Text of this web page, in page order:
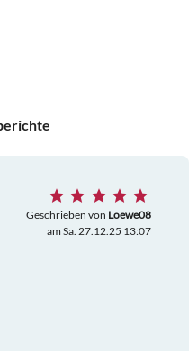
Geschrieben von Loewe08
am Sa. 27.12.25 13:07